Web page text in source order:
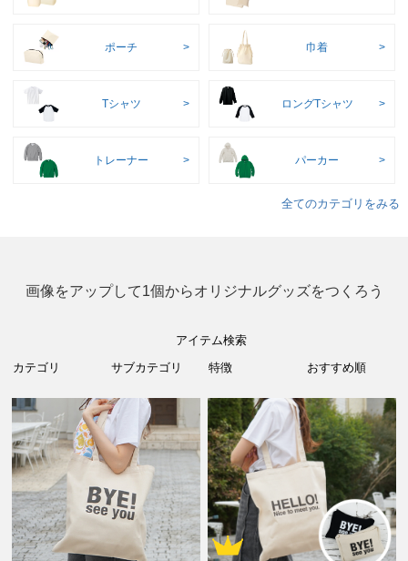
ポーチ 巾着
Tシャツ ロングTシャツ
トレーナー パーカー
全てのカテゴリをみる
画像をアップして1個からオリジナルグッズをつくろう
アイテム検索